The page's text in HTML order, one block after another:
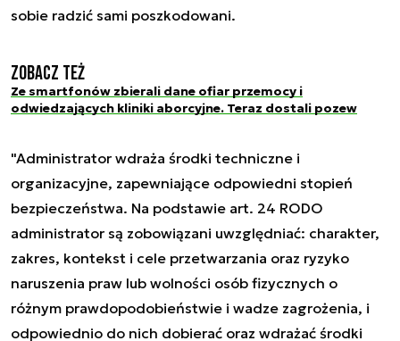
sobie radzić sami poszkodowani.
Zobacz też
Ze smartfonów zbierali dane ofiar przemocy i
odwiedzających kliniki aborcyjne. Teraz dostali pozew
"Administrator wdraża środki techniczne i
organizacyjne, zapewniające odpowiedni stopień
bezpieczeństwa. Na podstawie art. 24 RODO
administrator są zobowiązani uwzględniać: charakter,
zakres, kontekst i cele przetwarzania oraz ryzyko
naruszenia praw lub wolności osób fizycznych o
różnym prawdopodobieństwie i wadze zagrożenia, i
odpowiednio do nich dobierać oraz wdrażać środki